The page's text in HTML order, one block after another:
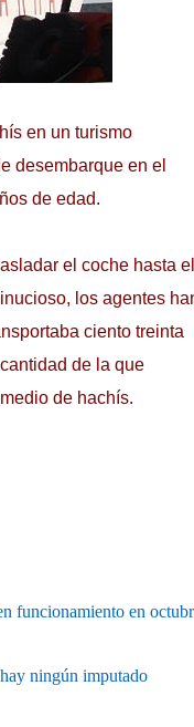
en un turismo
desembarque en el
de edad.
el coche hasta el
los agentes
ciento treinta
de la que
de hachís.
funcionamiento en
ningún imputado